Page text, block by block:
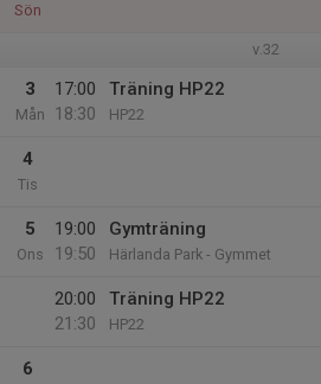
Sön
v.32
3
Mån
17:00
18:30
Träning HP22
HP22
4
Tis
5
Ons
19:00
19:50
Gymträning
Härlanda Park - Gymmet
20:00
21:30
Träning HP22
HP22
6